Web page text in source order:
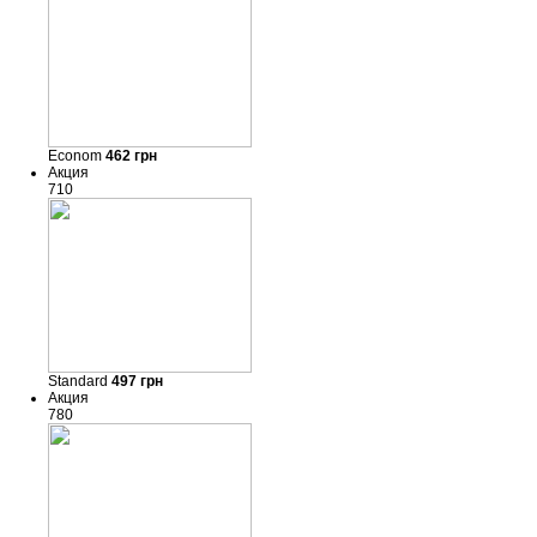
Econom 462 грн
Акция
710
Standard 497 грн
Акция
780